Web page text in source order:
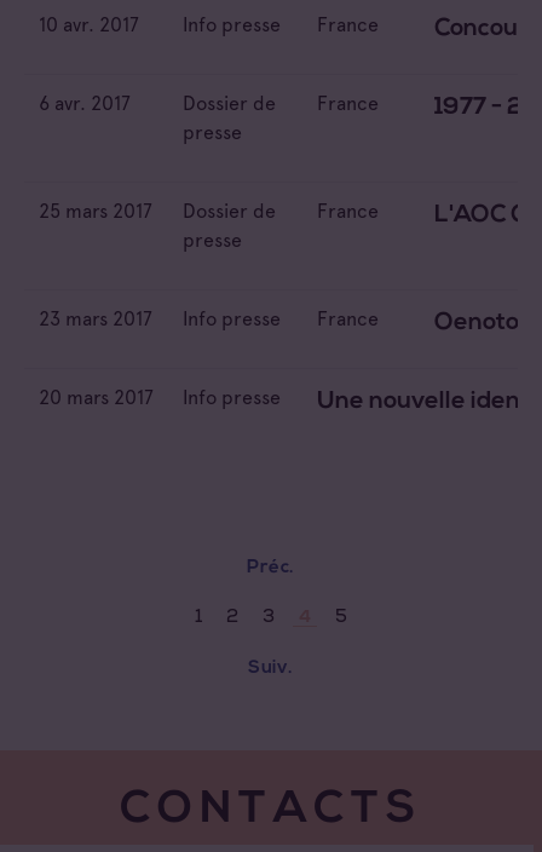
10 avr. 2017 Info presse France
6 avr. 2017
Dossier de
presse
France 1977 -
25 mars 2017
Dossier de
presse
France L'AOC
23 mars 2017 Info presse France
20 mars 2017 Info presse Une nouvelle
Préc.
1 2 3 5
Suiv.
CONTACTS